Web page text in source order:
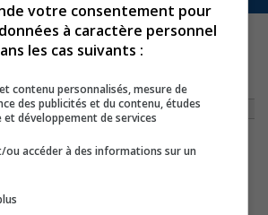
JOSEE-LAFOREST-BIENFAITS-DE-LA-MUSIQUE
bienfaits-de-la-
votre consentement pour
à caractère personnel
les cas suivants :
contenu personnalisés, mesure de
des publicités et du contenu, études
et développement de services
ou accéder à des informations sur un